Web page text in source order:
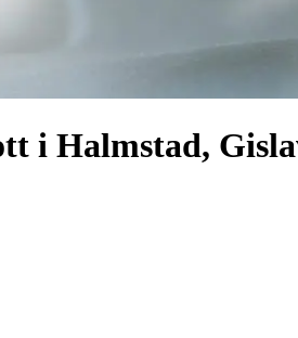
i Halmstad,